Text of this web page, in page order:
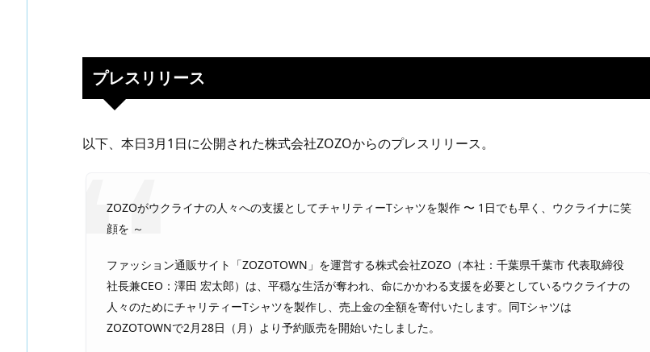
プレスリリース
以下、本日3月1日に公開された株式会社ZOZOからのプレスリリース。
ZOZOがウクライナの人々への支援としてチャリティーTシャツを製作 〜 1日でも早く、ウクライナに笑
顔を ～
ファッション通販サイト「ZOZOTOWN」を運営する株式会社ZOZO（本社：千葉県千葉市 代表取締役
社長兼CEO：澤田 宏太郎）は、平穏な生活が奪われ、命にかかわる支援を必要としているウクライナの
人々のためにチャリティーTシャツを製作し、売上金の全額を寄付いたします。同Tシャツは
ZOZOTOWNで2月28日（月）より予約販売を開始いたしました。